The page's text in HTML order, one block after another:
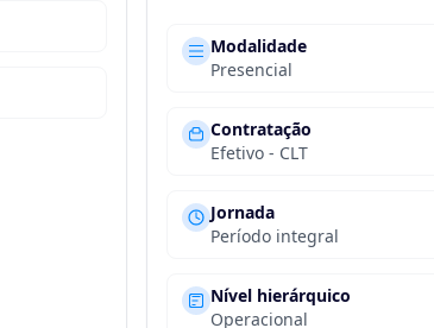
Modalidade
Presencial
Contratação
Efetivo - CLT
Jornada
Período integral
Nível hierárquico
Operacional